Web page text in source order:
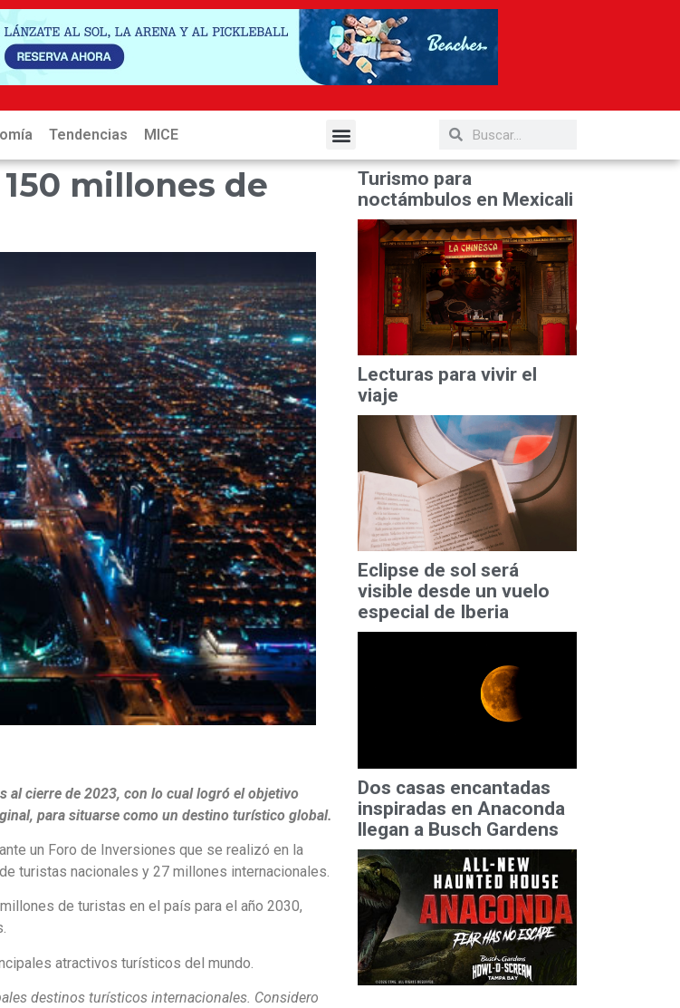
Tendencias MICE
millones de
al cierre de 2023, con lo cual logró el objetivo
para situarse como un destino turístico global.
un Foro de Inversiones que se realizó en la
turistas nacionales y 27 millones internacionales.
de turistas en el país para el año 2030,
atractivos turísticos del mundo.
destinos turísticos internacionales. Considero
Turismo para
noctámbulos en Mexicali
Lecturas para vivir el
viaje
Eclipse de sol será
visible desde un vuelo
especial de Iberia
Dos casas encantadas
inspiradas en Anaconda
llegan a Busch Gardens